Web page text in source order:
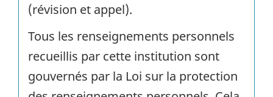
(révision et appel).
Tous les renseignements personnels
recueillis par cette institution sont
gouvernés par la Loi sur la protection